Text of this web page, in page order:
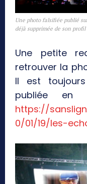
Une photo falsifiée publié
déjà supprimée de son profil
Une petite
retrouver la
Il est
publiée
https://
0/01/19/les-